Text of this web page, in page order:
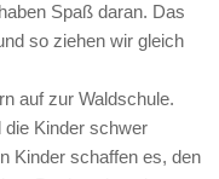
Spaß daran. Das
so ziehen wir gleich
auf zur Waldschule.
Kinder schwer
Kinder schaffen es, den